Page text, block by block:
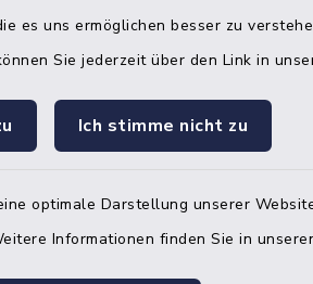
es uns ermöglichen besser zu
Sie jederzeit über den Link in
Ich stimme nicht zu
optimale Darstellung unserer
Informationen finden Sie in
08:00 Uhr – 12:00 Uhr
finden aber online
Sie uns gerne unter der
0 an!